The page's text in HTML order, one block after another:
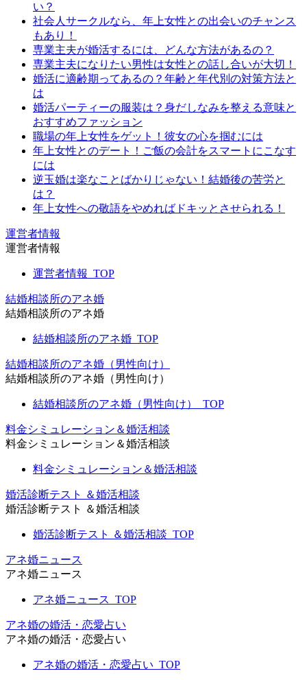
い？
社会人サークルなら、年上女性との出会いのチャンス
もあり！
専業主夫が婚活するには、どんな方法があるの？
専業主夫になりたい男性は女性との話し合いが大切！
婚活に適齢期ってあるの？年齢と年代別の対策方法と
は
婚活パーティーの服装は？身だしなみを整える意味と
おすすめファッション
職場の年上女性をゲット！彼女の心を掴むには
年上女性とのデート！ご飯の会計をスマートにこなす
には
逆玉婚は楽なことばかりじゃない！結婚後の苦労と
は？
年上女性への敬語をやめればドキッとさせられる！
運営者情報
運営者情報
運営者情報_TOP
結婚相談所のアネ婚
結婚相談所のアネ婚
結婚相談所のアネ婚_TOP
結婚相談所のアネ婚（男性向け）
結婚相談所のアネ婚（男性向け）
結婚相談所のアネ婚（男性向け）_TOP
料金シミュレーション＆婚活相談
料金シミュレーション＆婚活相談
料金シミュレーション＆婚活相談
婚活診断テスト ＆婚活相談
婚活診断テスト ＆婚活相談
婚活診断テスト ＆婚活相談_TOP
アネ婚ニュース
アネ婚ニュース
アネ婚ニュース_TOP
アネ婚の婚活・恋愛占い
アネ婚の婚活・恋愛占い
アネ婚の婚活・恋愛占い_TOP